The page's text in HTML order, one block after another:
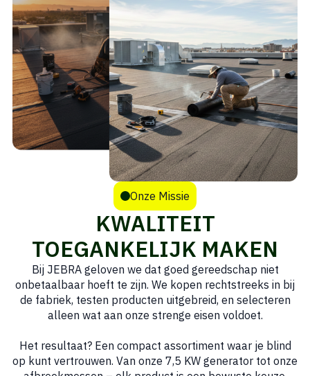
Onze Missie
KWALITEIT
TOEGANKELIJK MAKEN
Bij JEBRA geloven we dat goed gereedschap niet
onbetaalbaar hoeft te zijn. We kopen rechtstreeks in bij
de fabriek, testen producten uitgebreid, en selecteren
alleen wat aan onze strenge eisen voldoet.
Het resultaat? Een compact assortiment waar je blind
op kunt vertrouwen. Van onze 7,5 KW generator tot onze